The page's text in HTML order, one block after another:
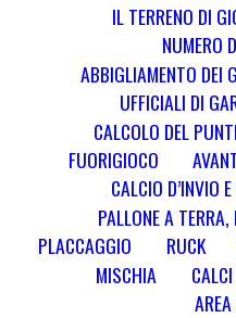
IL TERRENO DI
NUMERO
ABBIGLIAMENTO DEI
UFFICIALI DI
CALCOLO DEL
FUORIGIOCO
CALCIO D’INVIO
PALLONE A
PLACCAGGIO
RUCK
MISCHIA